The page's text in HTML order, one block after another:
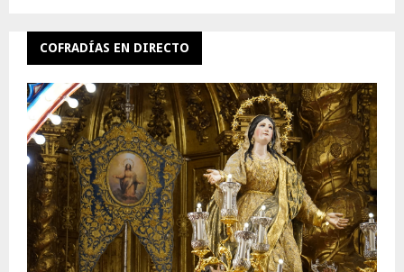
COFRADÍAS EN DIRECTO